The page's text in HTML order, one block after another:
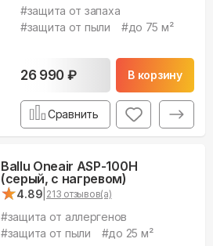
#защита от запаха
#защита от пыли #до 75 м²
26 990₽ В корзину
Сравнить
Ballu Oneair ASP-100H
(серый, с нагревом)
★
★4.89 213 отзывов(а)
#защита от аллергенов
#защита от пыли #до 25 м²